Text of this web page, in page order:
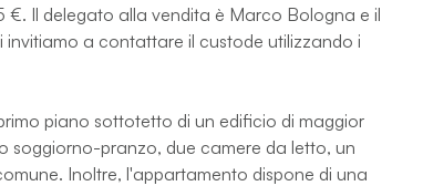
Il delegato alla vendita è Marco Bologna e il
a contattare il custode utilizzando i
piano sottotetto di un edificio di maggior
soggiorno-pranzo, due camere da letto, un
Inoltre, l'appartamento dispone di una